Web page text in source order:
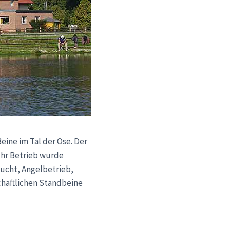
im Tal der Öse. Der
Betrieb wurde
Angelbetrieb,
Standbeine